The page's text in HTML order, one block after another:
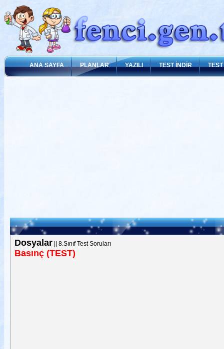
ANA SAYFA PLANLAR YAZILI TEST İNDİR
Dosyalar|| 8.Sınıf Test Soruları
Basınç (TEST)